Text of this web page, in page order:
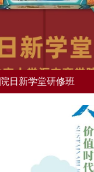
日新学堂研修班